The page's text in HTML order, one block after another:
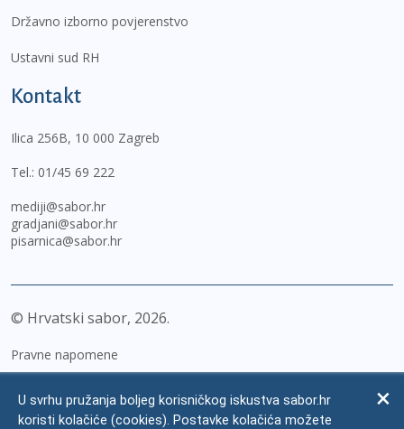
Državno izborno povjerenstvo
Ustavni sud RH
Kontakt
Ilica 256B, 10 000 Zagreb
Tel.: 01/45 69 222
mediji@sabor.hr
gradjani@sabor.hr
pisarnica@sabor.hr
© Hrvatski sabor, 2026
Pravne napomene
Zaštita osobnih podataka
U svrhu pružanja boljeg korisničkog iskustva sabor.hr
koristi kolačiće (cookies). Postavke kolačića možete